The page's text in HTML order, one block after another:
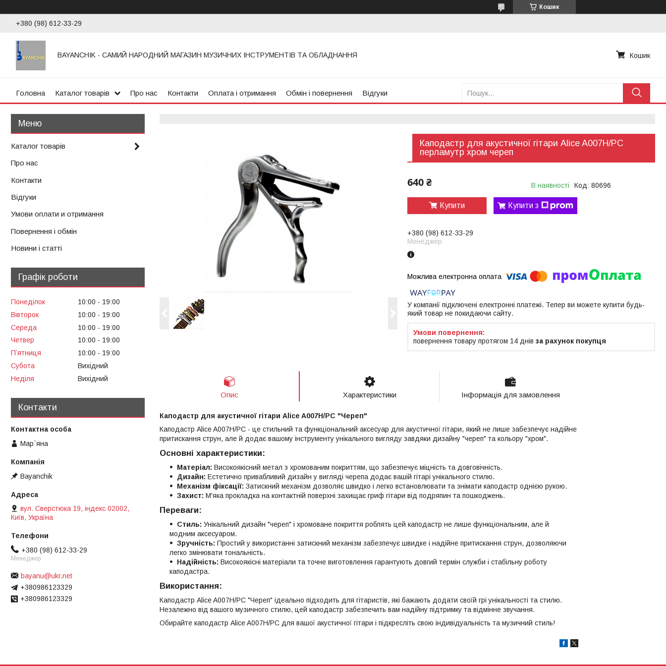
Кошик
+380 (98) 612-33-29
BAYANCHIK - САМИЙ НАРОДНИЙ МАГАЗИН МУЗИЧНИХ ІНСТРУМЕНТІВ ТА ОБЛАДНАННЯ Кошик
Головна Каталог товарів Про нас Контакти Оплата і отримання Обмін і повернення Відгуки
Каподастр для акустичної гітари Alice A007H/PC
перламутр хром череп
640 ₴ В наявності Код: 80696
Купити Купити з
+380 (98) 612-33-29
Менеджер
У компанії підключені електронні платежі. Тепер ви можете купити будь-
який товар не покидаючи сайту.
повернення товару протягом 14 днів за рахунок покупця
Опис Характеристики Інформація для замовлення
Каподастр для акустичної гітари Alice A007H/PC "Череп"
Каподастр Alice A007H/PC - це стильний та функціональний аксесуар для акустичної гітари, який не лише забезпечує надійне
притискання струн, але й додає вашому інструменту унікального вигляду завдяки дизайну "череп" та кольору "хром".
Основні характеристики:
Матеріал: Високоякісний метал з хромованим покриттям, що забезпечує міцність та довговічність.
Дизайн: Естетично привабливий дизайн у вигляді черепа додає вашій гітарі унікального стилю.
Механізм фіксації: Затискний механізм дозволяє швидко і легко встановлювати та знімати каподастр однією рукою.
Захист: М'яка прокладка на контактній поверхні захищає гриф гітари від подряпин та пошкоджень.
Переваги:
Стиль: Унікальний дизайн "череп" і хромоване покриття роблять цей каподастр не лише функціональним, але й
модним аксесуаром.
Зручність: Простий у використанні затискний механізм забезпечує швидке і надійне притискання струн, дозволяючи
легко змінювати тональність.
Надійність: Високоякісні матеріали та точне виготовлення гарантують довгий термін служби і стабільну роботу
каподастра.
Використання:
Каподастр Alice A007H/PC "Череп" ідеально підходить для гітаристів, які бажають додати своїй грі унікальності та стилю.
Незалежно від вашого музичного стилю, цей каподастр забезпечить вам надійну підтримку та відмінне звучання.
Обирайте каподастр Alice A007H/PC для вашої акустичної гітари і підкресліть свою індивідуальність та музичний стиль!
Каталог товарів
Про нас
Контакти
Відгуки
Умови оплати и отримання
Повернення і обмін
Новини і статті
Графік роботи
Понеділок 10:00
19:00
Вівторок
10:00
19:00
Середа
10:00
19:00
Четвер
10:00
19:00
Пʼятниця
10:00
19:00
Субота
Вихідний
Неділя
Вихідний
Контакти
Мар`яна
Bayanchik
вул. Сверстюка 19, індекс 02002,
Київ, Україна
+380 (98) 612-33-29
Менеджер
bayanu@ukr.net
+380986123329
+380986123329